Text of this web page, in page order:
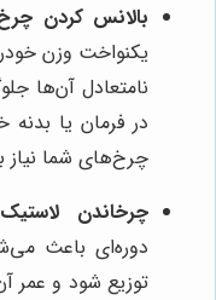
بالانس کردن
یکنواخت وزن
نامتعادل آن‌ها
در فرمان یا
چرخ‌های شما نیاز
چرخاندن
دوره‌ای باعث
توزیع شود و عمر